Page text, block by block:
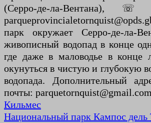
(Серро-де-ла-Вентана), ☏
парк окружает Серро-де-ла-
живописный водопад в конце
где даже в маловодье в конце
окунуться в чистую и глубокую
водопада. Дополнительный
почты: parquetornquist@gmail.com
Кильмес
Национальный парк Кампос